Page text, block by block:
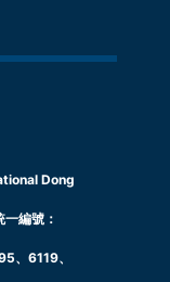
Dong
編號：
、6119、